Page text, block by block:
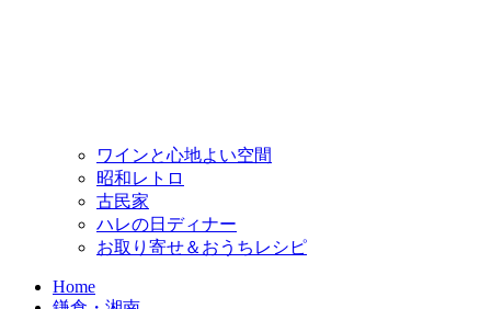
ワインと心地よい空間
昭和レトロ
古民家
ハレの日ディナー
お取り寄せ＆おうちレシピ
Home